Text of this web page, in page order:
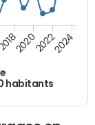
habitants
202020222024